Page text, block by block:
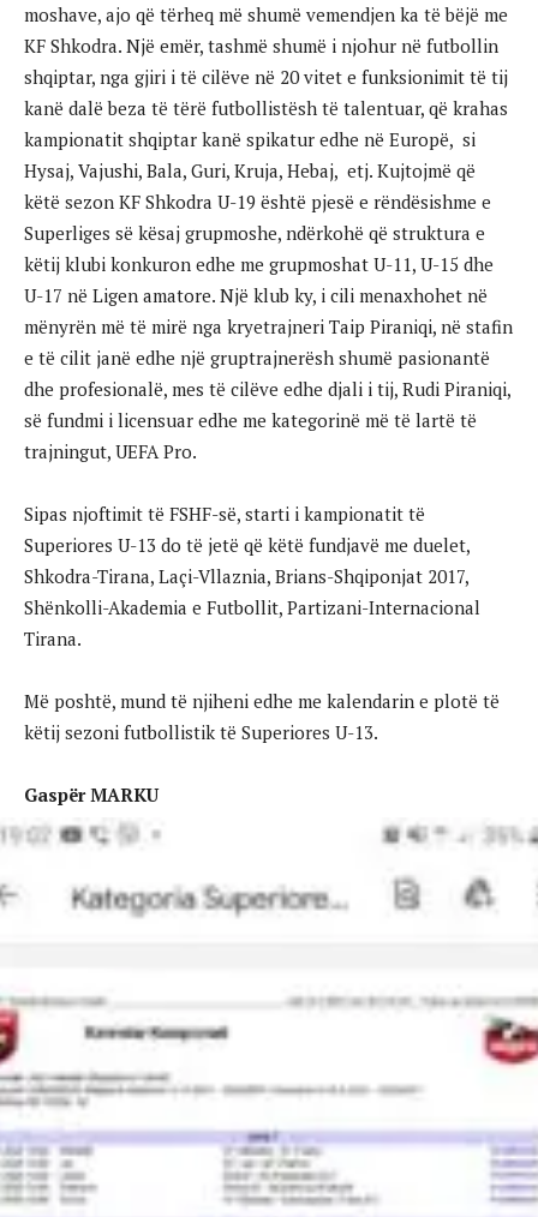
moshave, ajo që tërheq më shumë vemendjen ka të bëjë me
KF Shkodra. Një emër, tashmë shumë i njohur në futbollin
shqiptar, nga gjiri i të cilëve në 20 vitet e funksionimit të tij
kanë dalë beza të tërë futbollistësh të talentuar, që krahas
kampionatit shqiptar kanë spikatur edhe në Europë, si
Hysaj, Vajushi, Bala, Guri, Kruja, Hebaj, etj. Kujtojmë që
këtë sezon KF Shkodra U-19 është pjesë e rëndësishme e
Superliges së kësaj grupmoshe, ndërkohë që struktura e
këtij klubi konkuron edhe me grupmoshat U-11, U-15 dhe
U-17 në Ligen amatore. Një klub ky, i cili menaxhohet në
mënyrën më të mirë nga kryetrajneri Taip Piraniqi, në stafin
e të cilit janë edhe një gruptrajnerësh shumë pasionantë
dhe profesionalë, mes të cilëve edhe djali i tij, Rudi Piraniqi,
së fundmi i licensuar edhe me kategorinë më të lartë të
trajningut, UEFA Pro.
Sipas njoftimit të FSHF-së, starti i kampionatit të
Superiores U-13 do të jetë që këtë fundjavë me duelet,
Shkodra-Tirana, Laçi-Vllaznia, Brians-Shqiponjat 2017,
Shënkolli-Akademia e Futbollit, Partizani-Internacional
Tirana.
Më poshtë, mund të njiheni edhe me kalendarin e plotë të
këtij sezoni futbollistik të Superiores U-13.
Gaspër MARKU